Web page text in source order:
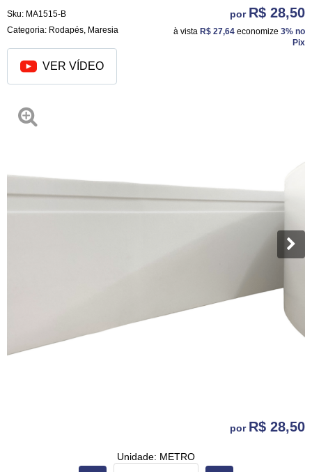
Sku: MA1515-B
Categoria: Rodapés Maresia
por R$ 28,50
à vista R$ 27,64 economize 3% no
Pix
VER VÍDEO
por R$ 28,50
Unidade: METRO